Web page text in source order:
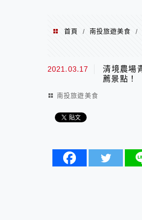
首頁 / 南投旅遊美食 /
2021.03.17
清境農場
薦景點！
南投旅遊美食